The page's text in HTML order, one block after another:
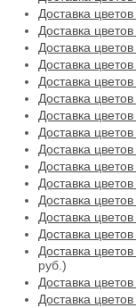
Доставка
Доставка
Доставка
Доставка
Доставка
Доставка
Доставка
Доставка
Доставка
Доставка
Доставка
Доставка
Доставка
Доставка
Доставка
руб.)
Доставка
Доставка